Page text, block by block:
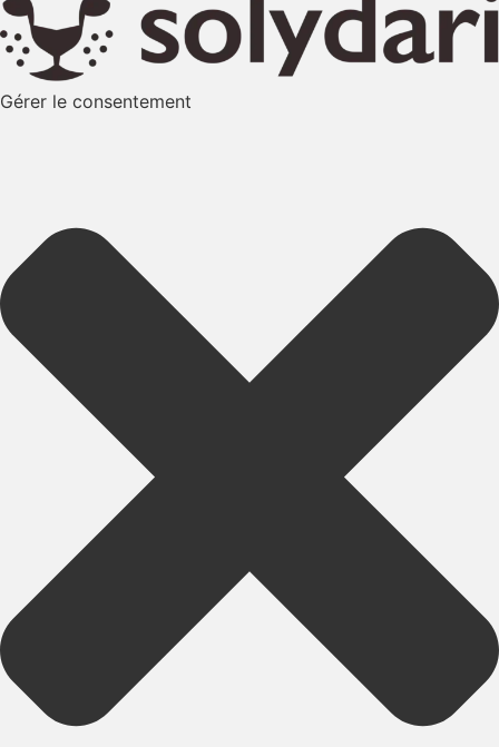
Gérer le consentement